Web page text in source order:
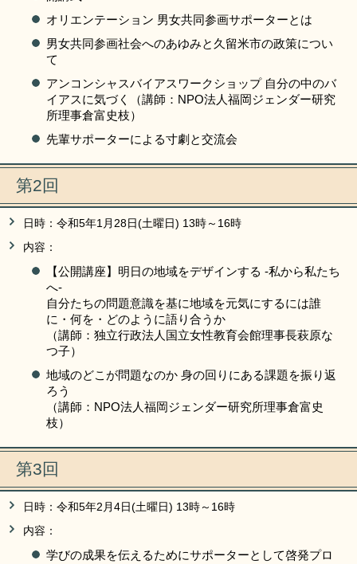
オリエンテーション 男女共同参画サポーターとは
男女共同参画社会へのあゆみと久留米市の政策につい
て
アンコンシャスバイアスワークショップ 自分の中のバ
イアスに気づく（講師：NPO法人福岡ジェンダー研究
所理事倉富史枝）
先輩サポーターによる寸劇と交流会
第2回
日時：令和5年1月28日(土曜日) 13時～16時
内容：
【公開講座】明日の地域をデザインする -私から私たち
へ-
自分たちの問題意識を基に地域を元気にするには誰
に・何を・どのように語り合うか
（講師：独立行政法人国立女性教育会館理事長萩原な
つ子）
地域のどこが問題なのか 身の回りにある課題を振り返
ろう
（講師：NPO法人福岡ジェンダー研究所理事倉富史
枝）
第3回
日時：令和5年2月4日(土曜日) 13時～16時
内容：
学びの成果を伝えるためにサポーターとして啓発プロ